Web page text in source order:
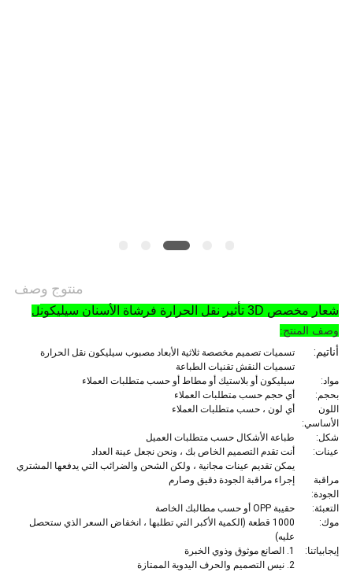
منتوج وصف
شعار مخصص 3D تأثير نقل الحرارة فرشاة الأسنان سيليكون
ل
وصف المنتج:
أناتيم:
تسميات تصميم مخصصة ثلاثية الأبعاد مصبوب سيليكون نقل الحرارة
تسميات النقش تقنيات الطباعة
مواد:
سيليكون أو بلاستيك أو مطاط أو حسب متطلبات العملاء
بحجم:
أي حجم حسب متطلبات العملاء
اللون
الأساسي:
أي لون ، حسب متطلبات العملاء
شكل:
طباعة الأشكال حسب متطلبات العميل
عينات:
أنت تقدم التصميم الخاص بك ، ونحن نجعل عينة العداد
يمكن تقديم عينات مجانية ، ولكن الشحن والضرائب التي يدفعها المشتري
مراقبة
الجودة:
إجراء مراقبة الجودة دقيق وصارم
التعبئة:
حقيبة OPP أو حسب مطالبك الخاصة
موك:
1000 قطعة (الكمية الأكبر التي تطلبها ، انخفاض السعر الذي ستحصل
عليه)
إيجابياتنا:
1. الصانع موثوق وذوي الخبرة
2. نيس التصميم والحرف اليدوية الممتازة